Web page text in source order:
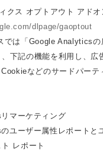
クス オプトアウト アドオ
dlpage/gaoptout
では「Google Analyticsの
下記の機能を利用し、広
などのサードパーテ
マーケティング
ユーザー属性レポートと
レポート